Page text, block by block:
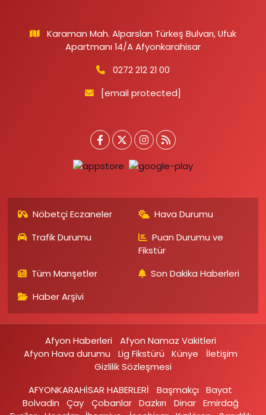
Karaman Mah. Alparslan Türkeş Bulvarı, Ufuk
Apartmanı 14/A Afyonkarahisar
0272 212 21 00
[email protected]
Nöbetçi Eczaneler
Hava Durumu
Trafik Durumu
Puan Durumu ve
Fikstür
Tüm Manşetler
Son Dakika Haberleri
Haber Arşivi
Afyon Haberleri
Afyon Namaz Vakitleri
Afyon Hava durumu
Lig Fikstürü Künye
İletişim
Gizlilik Sözleşmesi
AFYONKARAHİSAR HABERLERİ
Başmakçı
Bayat
Bolvadin
Çay Çobanlar Dazkırı Dinar Emirdağ‎